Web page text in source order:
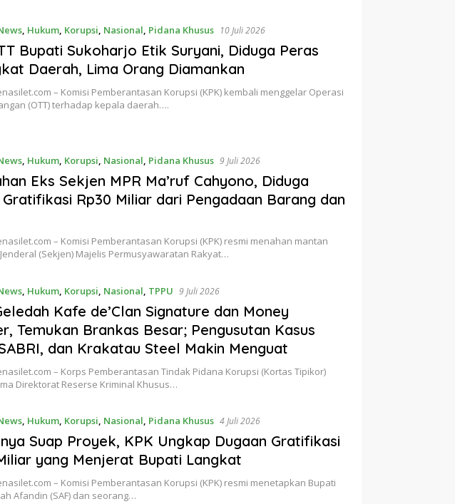
, Hukum, Korupsi, Nasional, Pidana Khusus 10 Juli 2026
Bupati Sukoharjo Etik Suryani, Diduga Peras
Daerah, Lima Orang Diamankan
– Komisi Pemberantasan Korupsi (KPK) kembali menggelar Operasi
(OTT) terhadap kepala daerah….
, Hukum, Korupsi, Nasional, Pidana Khusus 9 Juli 2026
Eks Sekjen MPR Ma’ruf Cahyono, Diduga
Gratifikasi Rp30 Miliar dari Pengadaan Barang dan
– Komisi Pemberantasan Korupsi (KPK) resmi menahan mantan
(Sekjen) Majelis Permusyawaratan Rakyat…
Hukum Korupsi Nasional TPPU 9 Juli 2026
Kafe de’Clan Signature dan Money
Temukan Brankas Besar; Pengusutan Kasus
dan Krakatau Steel Makin Menguat
– Korps Pemberantasan Tindak Pidana Korupsi (Kortas Tipikor)
Direktorat Reserse Kriminal Khusus…
, Hukum, Korupsi, Nasional, Pidana Khusus 4 Juli 2026
Suap Proyek, KPK Ungkap Dugaan Gratifikasi
yang Menjerat Bupati Langkat
– Komisi Pemberantasan Korupsi (KPK) resmi menetapkan Bupati
Afandin (SAF) dan seorang…